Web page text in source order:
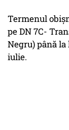
Termenul
pe DN 7C-
Negru) până la
iulie.